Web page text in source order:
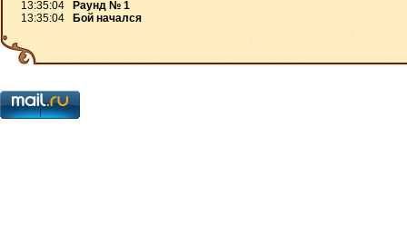
13:35:04
Раунд № 1
13:35:04
Бой начался